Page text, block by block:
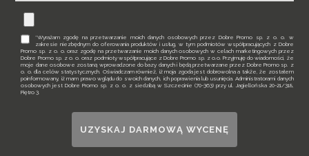
*Wyrażam zgodę na przetwarzanie moich danych osobowych przez Dobre Promo sp. z o. o. w
zakresie niezbędnym do oferowania produktów i usług, w tym podmiotów współpracujących z Dobre
Promo sp. z o. o. oraz zgodę na przetwarzanie moich danych osobowych w celach marketingowych przez
Dobre Promo sp. z o. o. oraz podmioty współpracujące z Dobre Promo sp. z o.o. Przyjmuję do wiadomości, że
moje dane osobowe zostaną wprowadzone do bazy danych i będą przetwarzane przez Dobre Promo sp. z
o. o. dla celów statystycznych. Oświadczam również, iż moja zgoda jest dobrowolna a także, że zostałem
poinformowany, iż mam prawo wglądu do swoich danych, ich poprawienia lub usunięcia. Administratorami danych
osobowych jest Dobre Promo sp. z o. o. z siedzibą w Szczecinie (70-363) przy ul. Jagiellońska 20-21/318,
Piętro 3.